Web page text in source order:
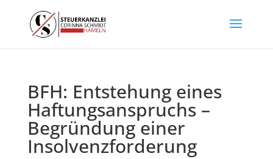
BFH: Entstehung eines
Haftungsanspruchs –
Begründung einer
Insolvenzforderung